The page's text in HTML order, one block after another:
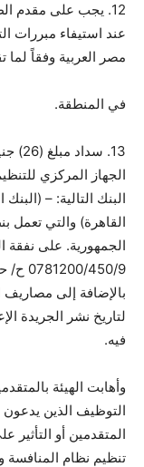
12. يجب على مقدم
عند استيفاء مبررات
مصر العربية وفقاً
في المنطقة.
13.
الجهاز المركزي
البنك التالية: –
القاهرة) والتي تعمل
الجمهورية. على نفقة
بالإضافة إلى مصاريف
لتاريخ نشر الجريدة
فيه.
وأهابت الهيئة
التوظيف الذين يدعون
المتقدمين أو
تنظيم نظام